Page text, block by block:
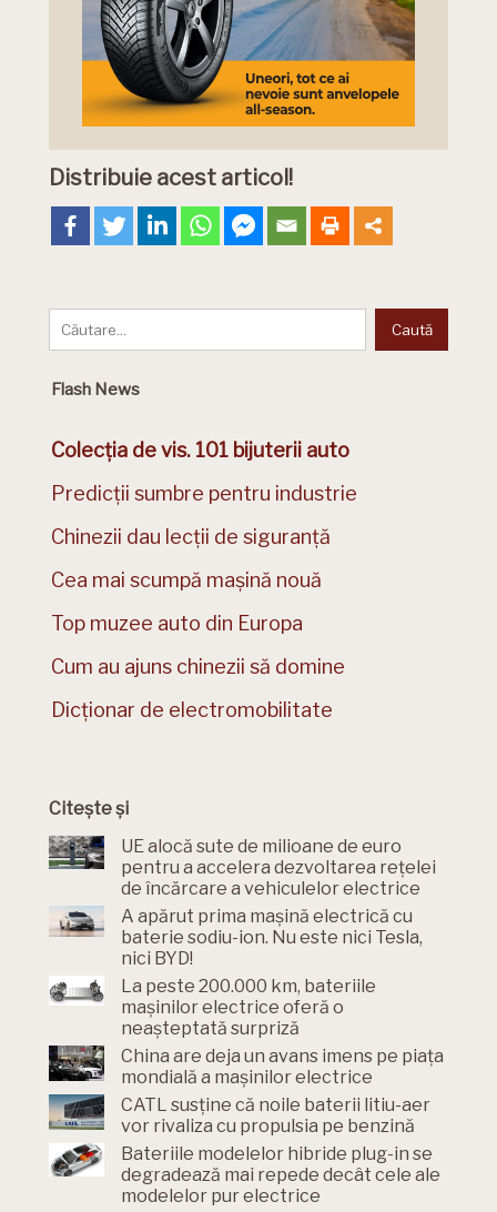
Distribuie acest articol!
Flash News
Colecția de vis. 101 bijuterii auto
Predicții sumbre pentru industrie
Chinezii dau lecții de siguranță
Cea mai scumpă mașină nouă
Top muzee auto din Europa
Cum au ajuns chinezii să domine
Dicționar de electromobilitate
Citește și
UE alocă sute de milioane de euro
pentru a accelera dezvoltarea rețelei
de încărcare a vehiculelor electrice
A apărut prima mașină electrică cu
baterie sodiu-ion. Nu este nici Tesla,
nici BYD!
La peste 200.000 km, bateriile
mașinilor electrice oferă o
neașteptată surpriză
China are deja un avans imens pe piața
mondială a mașinilor electrice
CATL susține că noile baterii litiu-aer
vor rivaliza cu propulsia pe benzină
Bateriile modelelor hibride plug-in se
degradează mai repede decât cele ale
modelelor pur electrice